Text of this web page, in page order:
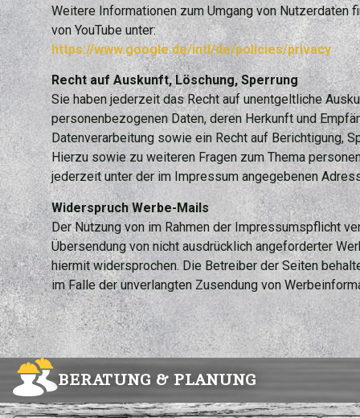
Weitere Informationen zum Umgang von Nutzerdaten
von YouTube unter:
https://www.google.de/intl/de/policies/privacy
Recht auf Auskunft, Löschung, Sperrung
Sie haben jederzeit das Recht auf unentgeltliche
personenbezogenen Daten, deren Herkunft und
Datenverarbeitung sowie ein Recht auf Berichtigung,
Hierzu sowie zu weiteren Fragen zum Thema
jederzeit unter der im Impressum angegebenen
Widerspruch Werbe-Mails
Der Nutzung von im Rahmen der Impressumspflicht
Übersendung von nicht ausdrücklich angeforderter
hiermit widersprochen. Die Betreiber der Seiten
im Falle der unverlangten Zusendung von
BERATUNG & PLANUNG